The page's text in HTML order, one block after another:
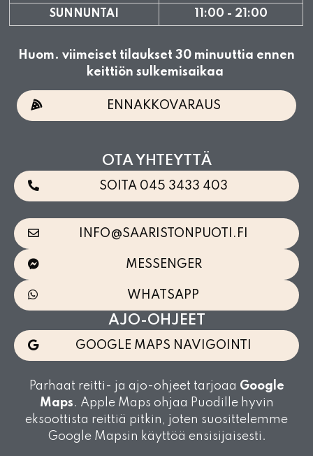
SUNNUNTAI
11:00 - 21:00
Huom. viimeiset tilaukset 30 minuuttia ennen
keittiön sulkemisaikaa
ENNAKKOVARAUS
OTA YHTEYTTÄ
SOITA 045 3433 403
INFO@SAARISTONPUOTI.FI
MESSENGER
WHATSAPP
AJO-OHJEET
GOOGLE MAPS NAVIGOINTI
Parhaat reitti- ja ajo-ohjeet tarjoaa Google
Maps. Apple Maps ohjaa Puodille hyvin
eksoottista reittiä pitkin, joten suosittelemme
Google Mapsin käyttöä ensisijaisesti.